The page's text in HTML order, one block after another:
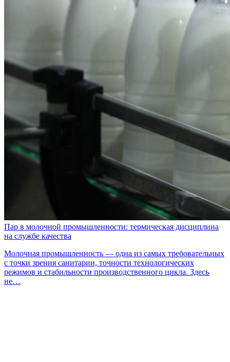
Пар в молочной промышленности: термическая дисциплина
на службе качества
Молочная промышленность — одна из самых требовательных
с точки зрения санитарии, точности технологических
режимов и стабильности производственного цикла. Здесь
не…